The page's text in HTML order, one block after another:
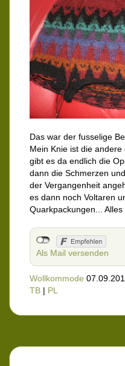
Das war der fusselige
Mein Knie ist die
gibt es da endlich die
dann die Schmerzen
der Vergangenheit
es dann noch Voltaren
Quarkpackungen... Alles
Als Mail versenden
Wollkommode
TB | PL